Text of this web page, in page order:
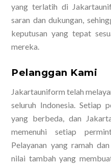
yang terlatih di
saran dan dukungan,
keputusan yang tepat
mereka.
Pelanggan Kami
Jakartauniform telah
seluruh Indonesia. Setiap
yang berbeda, dan
memenuhi setiap
Pelayanan yang ramah
nilai tambah yang